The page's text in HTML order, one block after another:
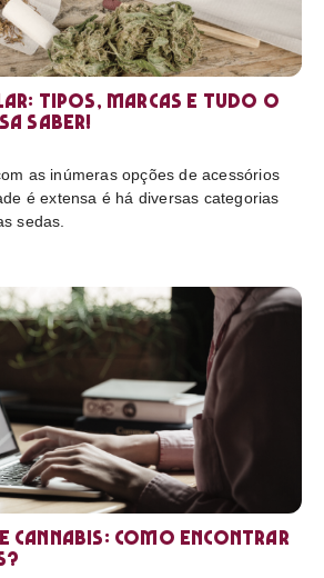
tipos, marcas e tudo o
saber!
as inúmeras opções de acessórios
é extensa é há diversas categorias
sedas.
cannabis: Como encontrar